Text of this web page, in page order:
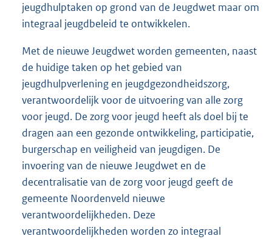
jeugdhulptaken op grond van de Jeugdwet maar om
integraal jeugdbeleid te ontwikkelen.
Met de nieuwe Jeugdwet worden gemeenten, naast
de huidige taken op het gebied van
jeugdhulpverlening en jeugdgezondheidszorg,
verantwoordelijk voor de uitvoering van alle zorg
voor jeugd. De zorg voor jeugd heeft als doel bij te
dragen aan een gezonde ontwikkeling, participatie,
burgerschap en veiligheid van jeugdigen. De
invoering van de nieuwe Jeugdwet en de
decentralisatie van de zorg voor jeugd geeft de
gemeente Noordenveld nieuwe
verantwoordelijkheden. Deze
verantwoordelijkheden worden zo integraal